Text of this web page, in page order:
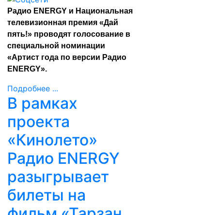
Радио ENERGY и Национальная
телевизионная премия «Дай
пять!» проводят голосование в
специальной номинации
«Артист года по версии Радио
ENERGY».
Подробнее ...
В рамках
проекта
«Кинолето»
Радио ENERGY
разыгрывает
билеты на